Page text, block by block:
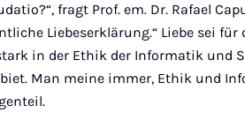
fragt Prof. em. Dr. Rafael
Liebeserklärung.“ Liebe sei
in der Ethik der Informatik und
Man meine immer, Ethik und